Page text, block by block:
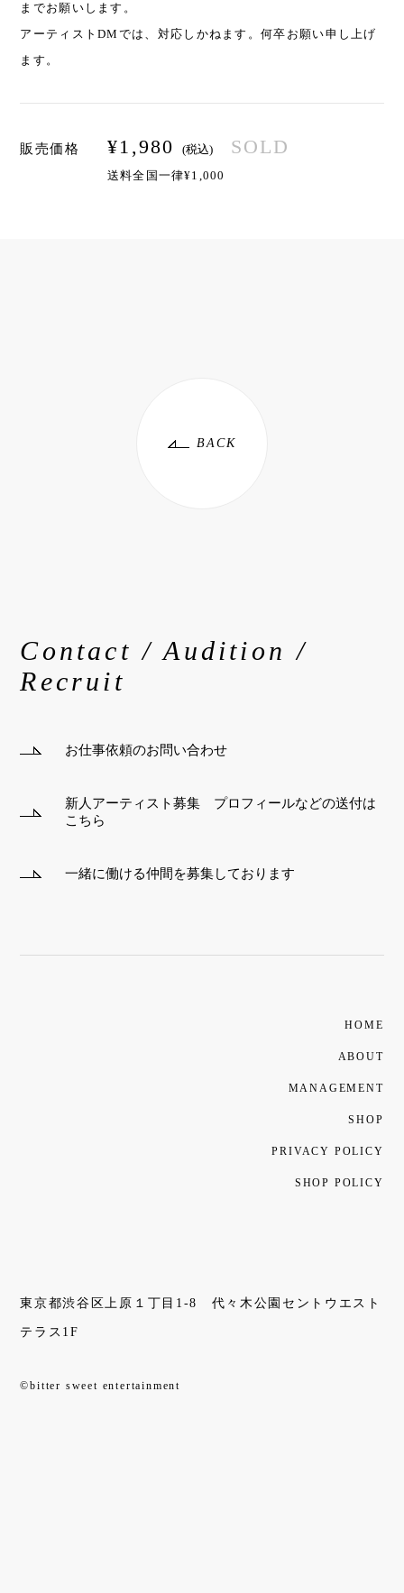
までお願いします。
アーティストDMでは、対応しかねます。何卒お願い申し上げ
ます。
販売価格 ¥1,980 (税込) SOLD
送料全国一律¥1,000
BACK
Contact / Audition /
Recruit
お仕事依頼のお問い合わせ
新人アーティスト募集 プロフィールなどの送付は
こちら
一緒に働ける仲間を募集しております
HOME
ABOUT
MANAGEMENT
SHOP
PRIVACY POLICY
SHOP POLICY
東京都渋谷区上原１丁目1-8 代々木公園セントウエスト
テラス1F
©bitter sweet entertainment